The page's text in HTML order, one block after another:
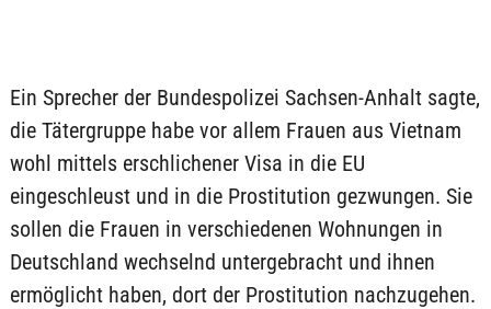
Ein Sprecher der Bundespolizei Sachsen-Anhalt sagte,
die Tätergruppe habe vor allem Frauen aus Vietnam
wohl mittels erschlichener Visa in die EU
eingeschleust und in die Prostitution gezwungen. Sie
sollen die Frauen in verschiedenen Wohnungen in
Deutschland wechselnd untergebracht und ihnen
ermöglicht haben, dort der Prostitution nachzugehen.